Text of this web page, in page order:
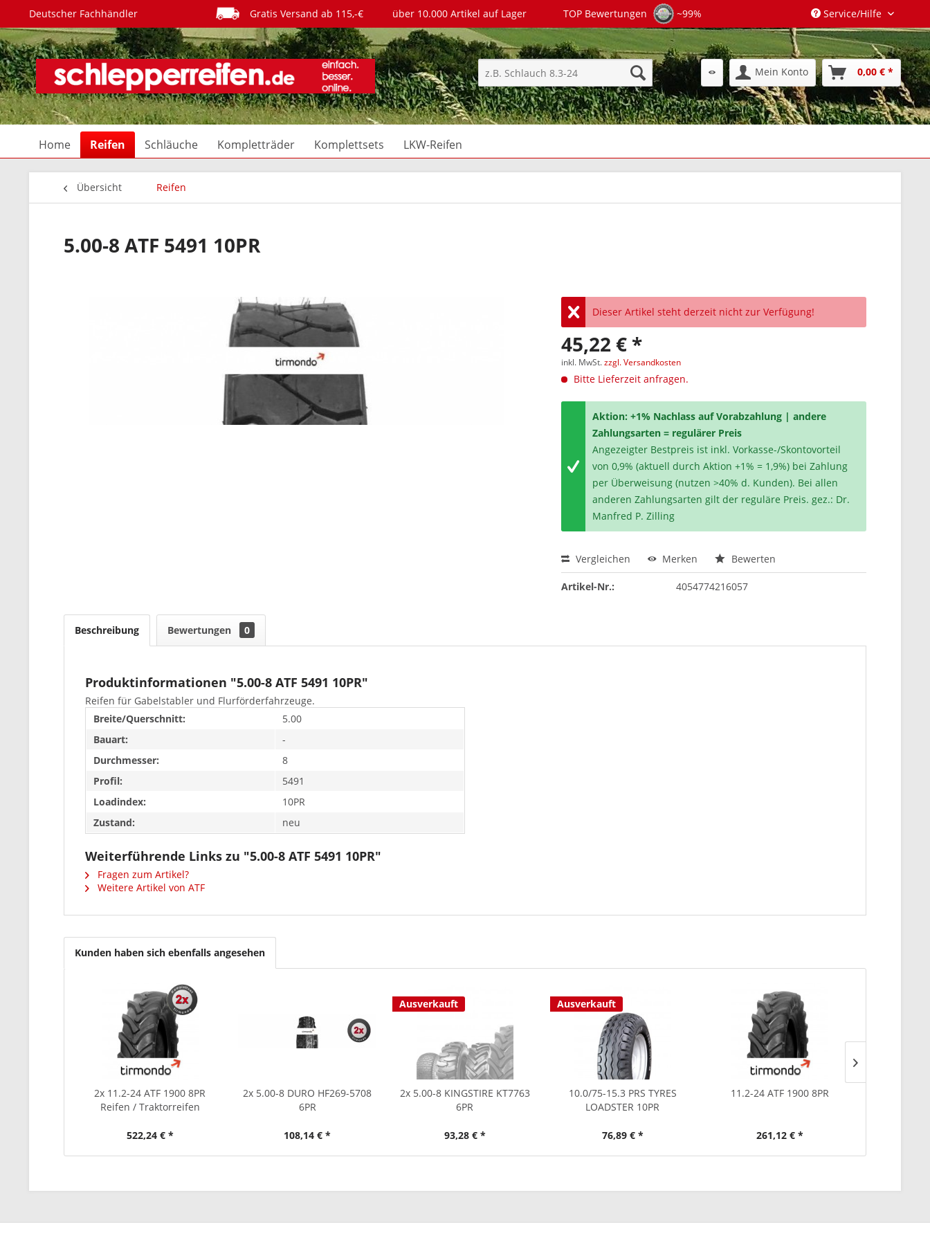
Deutscher Fachhändler Gratis Versand ab 115,-€ über 10.000 Artikel auf Lager TOP Bewertungen ~99% Service/Hilfe
Mein Konto 0,00 € *
Home Reifen Schläuche Kompletträder Komplettsets LKW-Reifen
Übersicht Reifen
5.00-8 ATF 5491 10PR
Dieser Artikel steht derzeit nicht zur Verfügung!
45,22 € *
inkl. MwSt.zzgl. Versandkosten
Bitte Lieferzeit anfragen.
Aktion: +1% Nachlass auf Vorabzahlung | andere
Zahlungsarten = regulärer Preis
Angezeigter Bestpreis ist inkl. Vorkasse-/Skontovorteil
von 0,9% (aktuell durch Aktion +1% = 1,9%) bei Zahlung
per Überweisung (nutzen >40% d. Kunden). Bei allen
anderen Zahlungsarten gilt der reguläre Preis. gez.: Dr.
Manfred P. Zilling
Vergleichen Merken Bewerten
Artikel-Nr.: 4054774216057
Beschreibung Bewertungen 0
Produktinformationen "5.00-8 ATF 5491 10PR"
Reifen für Gabelstabler und Flurförderfahrzeuge.
Breite/Querschnitt:
5.00
Bauart:
-
Durchmesser:
8
Profil:
5491
Loadindex:
10PR
Zustand:
neu
Weiterführende Links zu "5.00-8 ATF 5491 10PR"
Fragen zum Artikel?
Weitere Artikel von ATF
Kunden haben sich ebenfalls angesehen
2x 11.2-24 ATF 1900 8PR
Reifen / Traktorreifen
522,24 € *
2x 5.00-8 DURO HF269-5708
6PR
108,14 € *
Ausverkauft
2x 5.00-8 KINGSTIRE KT7763
6PR
93,28 € *
Ausverkauft
10.0/75-15.3 PRS TYRES
LOADSTER 10PR
76,89 € *
11.2-24 ATF 1900 8PR
261,12 € *